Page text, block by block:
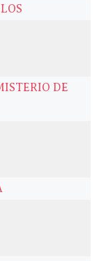
DE